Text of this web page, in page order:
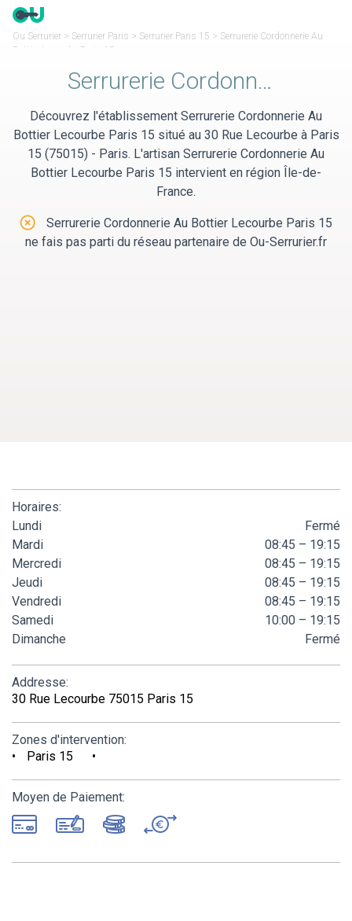
Panneau de gestion des cookies
Ou Serrurier > Serrurier Paris > Serrurier Paris 15 > Serrurerie Cordonnerie Au
Bottier Lecourbe Paris 15
Serrurerie Cordonnerie Au Bottier Lecourbe Paris 15
Découvrez l'établissement Serrurerie Cordonnerie Au
Bottier Lecourbe Paris 15 situé au 30 Rue Lecourbe à Paris
15 (75015) - Paris. L'artisan Serrurerie Cordonnerie Au
Bottier Lecourbe Paris 15 intervient en région Île-de-
France.
Serrurerie Cordonnerie Au Bottier Lecourbe Paris 15
ne fais pas parti du réseau partenaire de Ou-Serrurier.fr
Horaires:
Lundi
Fermé
Mardi
08:45 – 19:15
Mercredi
08:45 – 19:15
Jeudi
08:45 – 19:15
Vendredi
08:45 – 19:15
Samedi
10:00 – 19:15
Dimanche
Fermé
Addresse:
30 Rue Lecourbe 75015 Paris 15
Zones d'intervention:
Paris 15
Moyen de Paiement: